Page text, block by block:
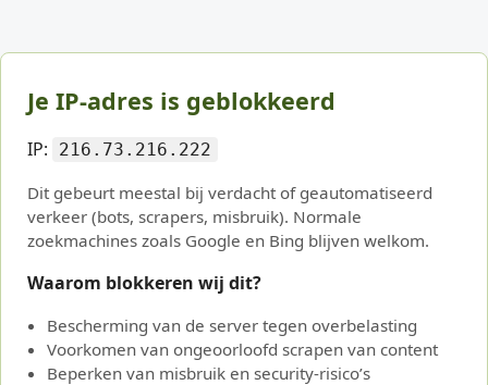
Je IP-adres is geblokkeerd
IP: 216.73.216.222
Dit gebeurt meestal bij verdacht of geautomatiseerd
verkeer (bots, scrapers, misbruik). Normale
zoekmachines zoals Google en Bing blijven welkom.
Waarom blokkeren wij dit?
Bescherming van de server tegen overbelasting
Voorkomen van ongeoorloofd scrapen van content
Beperken van misbruik en security-risico’s